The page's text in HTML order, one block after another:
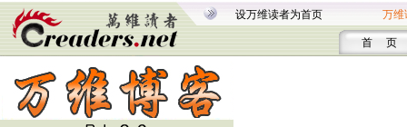
设万维读者为首页 万维
首 页